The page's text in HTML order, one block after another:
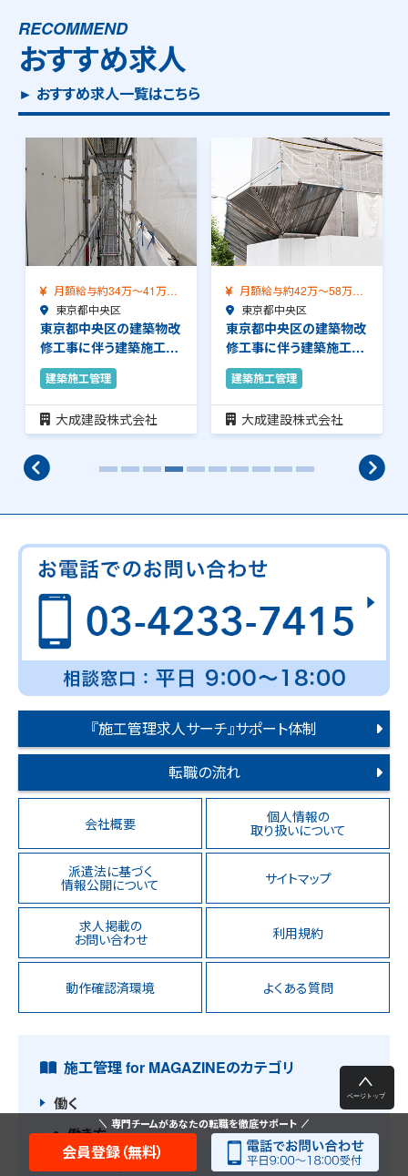
RECOMMEND
おすすめ求人
► おすすめ求人一覧はこちら
月額給与約34万～41万
（前職給与保証）…
東京都中央区
東京都中央区の建築物改
修工事に伴う建築施工管
理のお仕事です。…
建築施工管理
大成建設株式会社
月額給与約42万～58万
（前職給与保証）…
東京都中央区
東京都中央区の建築物改
修工事に伴う建築施工管
理のお仕事です。…
建築施工管理
大成建設株式会社
『施工管理求人サーチ』サポート体制
転職の流れ
会社概要 個人情報の
取り扱いについて
派遣法に基づく
情報公開について サイトマップ
求人掲載の
お問い合わせ 利用規約
動作確認済環境 よくある質問
施工管理 for MAGAZINEのカテゴリ
働く
働き方
転職・キャリアアップ
専門チームがあなたの転職を徹底サポート
会員登録（無料）